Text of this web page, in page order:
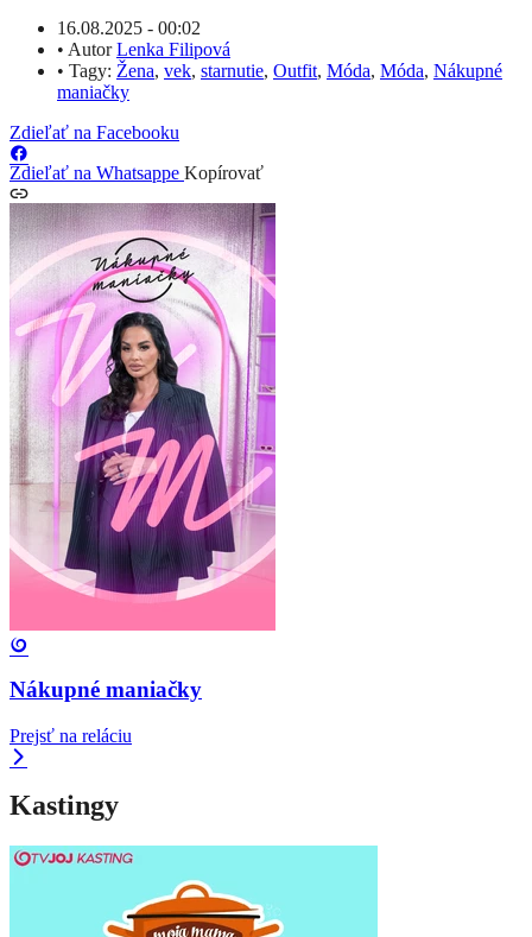
16.08.2025 - 00:02
• AutorLenka Filipová
• Tagy: Žena, vek, starnutie, Outfit, Móda, Móda, Nákupné
maniačky
Zdieľať na Facebooku
Zdieľať na Whatsappe Kopírovať
Nákupné maniačky
Prejsť na reláciu
Kastingy